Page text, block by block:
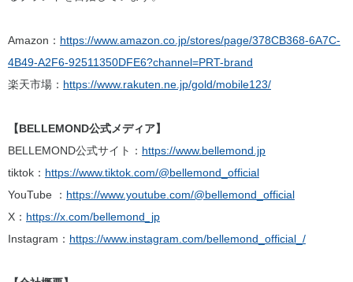
Amazon： https://www.amazon.co.jp/stores/page/378CB368-6A7C-
4B49-A2F6-92511350DFE6?channel=PRT-brand
楽天市場： https://www.rakuten.ne.jp/gold/mobile123/
【BELLEMOND公式メディア】
BELLEMOND公式サイト： https://www.bellemond.jp
tiktok： https://www.tiktok.com/@bellemond_official
YouTube ： https://www.youtube.com/@bellemond_official
X： https://x.com/bellemond_jp
Instagram： https://www.instagram.com/bellemond_official_/